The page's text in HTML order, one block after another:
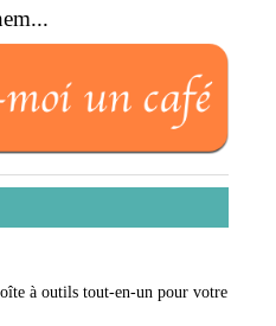
à outils tout-en-un pour votre